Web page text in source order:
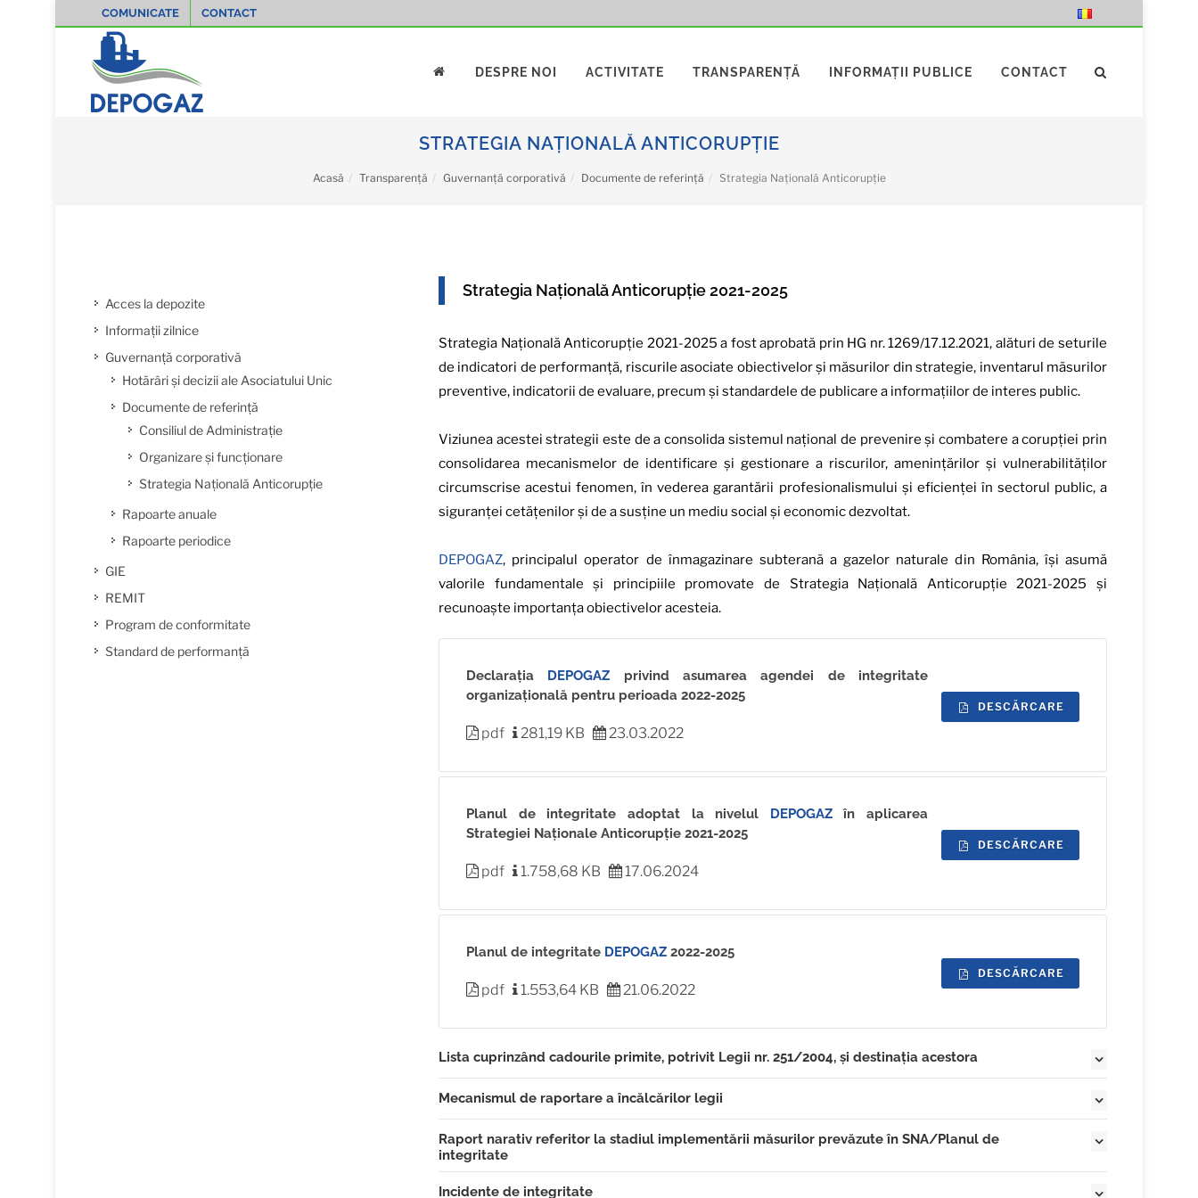
COMUNICATE CONTACT
DESPRE NOI ACTIVITATE TRANSPARENȚĂ INFORMAȚII PUBLICE CONTACT
STRATEGIA NAȚIONALĂ ANTICORUPȚIE
Acasă Transparență Guvernanță corporativă Documente de referință Strategia Națională Anticorupție
Acces la depozite
Informații zilnice
Guvernanță corporativă
Hotărâri și decizii ale Asociatului Unic
Documente de referință
Consiliul de Administrație
Organizare și funcționare
Strategia Națională Anticorupție
Rapoarte anuale
Rapoarte periodice
GIE
REMIT
Program de conformitate
Standard de performanță
Strategia Națională Anticorupție 2021-2025
Strategia Națională Anticorupție 2021-2025 a fost aprobată prin HG nr. 1269/17.12.2021, alături de seturile
de indicatori de performanță, riscurile asociate obiectivelor și măsurilor din strategie, inventarul măsurilor
preventive, indicatorii de evaluare, precum și standardele de publicare a informațiilor de interes public.
Viziunea acestei strategii este de a consolida sistemul național de prevenire și combatere a corupției prin
consolidarea mecanismelor de identificare și gestionare a riscurilor, amenințărilor și vulnerabilităților
circumscrise acestui fenomen, în vederea garantării profesionalismului și eficienței în sectorul public, a
siguranței cetățenilor și de a susține un mediu social și economic dezvoltat.
DEPOGAZ, principalul operator de înmagazinare subterană a gazelor naturale din România, își asumă
valorile fundamentale și principiile promovate de Strategia Națională Anticorupție 2021-2025 și
recunoaște importanța obiectivelor acesteia.
Declarația DEPOGAZ privind asumarea agendei de integritate
organizațională pentru perioada 2022-2025
pdf 281,19 KB 23.03.2022
DESCĂRCARE
Planul de integritate adoptat la nivelul DEPOGAZîn aplicarea
Strategiei Naționale Anticorupție 2021-2025
pdf 1.758,68 KB 17.06.2024
DESCĂRCARE
Planul de integritate DEPOGAZ 2022-2025
pdf 1.553,64 KB 21.06.2022
DESCĂRCARE
Lista cuprinzând cadourile primite, potrivit Legii nr. 251/2004, și destinația acestora
Registru de evidență a bunurilor primite, cu titlu gratuit, cu prilejul unor acțiuni de protocol în exercitarea
Registru de evidență a bunurilor primite, cu titlu gratuit, cu prilejul unor acțiuni de protocol în exercitarea
mandatului sau funcției în anul 2024
Mecanismul de raportare a încălcărilor legii
Mecanismul de raportare a încălcărilor legii de către avertizorul în interes public constituit la nivelul
DEPOGAZ
Raport narativ referitor la stadiul implementării măsurilor prevăzute în SNA/Planul de
integritate
Incidente de integritate